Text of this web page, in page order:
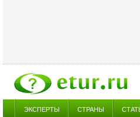
ЭКСПЕРТЫ СТРАНЫ